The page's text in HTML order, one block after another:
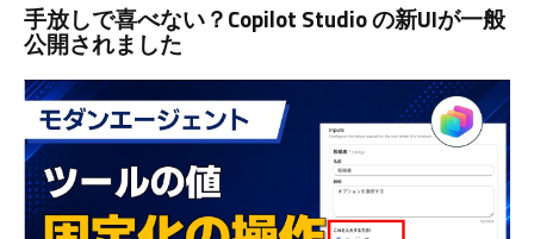
手放しで喜べない？Copilot Studio の新UIが一般
公開されました